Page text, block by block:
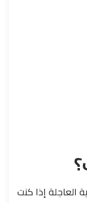
العاجلة إذا كنت